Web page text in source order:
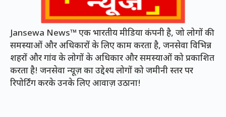
Jansewa News™ एक भारतीय मीडिया कंपनी है, जो लोगों की
समस्याओं और अधिकारों के लिए काम करता है, जनसेवा विभिन्न
शहरों और गांव के लोगों के अधिकार और समस्याओं को प्रकाशित
करता है! जनसेवा न्यूज़ का उद्देश्य लोगों को जमीनी स्तर पर
रिपोर्टिंग करके उनके लिए आवाज़ उठाना!